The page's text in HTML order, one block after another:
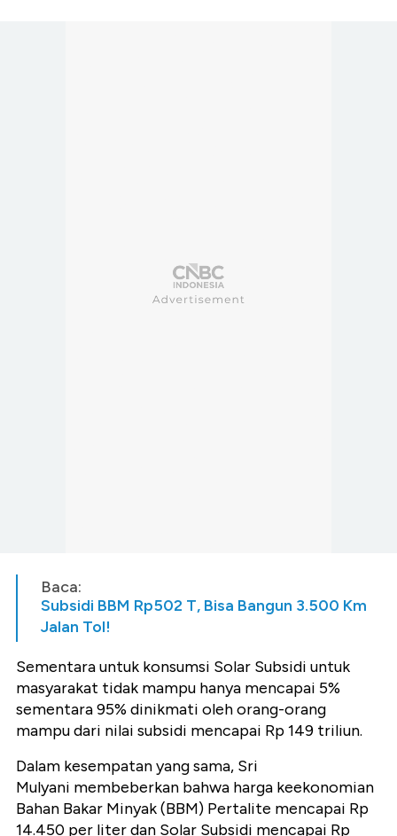
Baca:
Subsidi BBM Rp502 T, Bisa Bangun 3.500 Km
Jalan Tol!
Sementara untuk konsumsi Solar Subsidi untuk
masyarakat tidak mampu hanya mencapai 5%
sementara 95% dinikmati oleh orang-orang
mampu dari nilai subsidi mencapai Rp 149 triliun.
Dalam kesempatan yang sama, Sri
Mulyani membeberkan bahwa harga keekonomian
Bahan Bakar Minyak (BBM) Pertalite mencapai Rp
14.450 per liter dan Solar Subsidi mencapai Rp